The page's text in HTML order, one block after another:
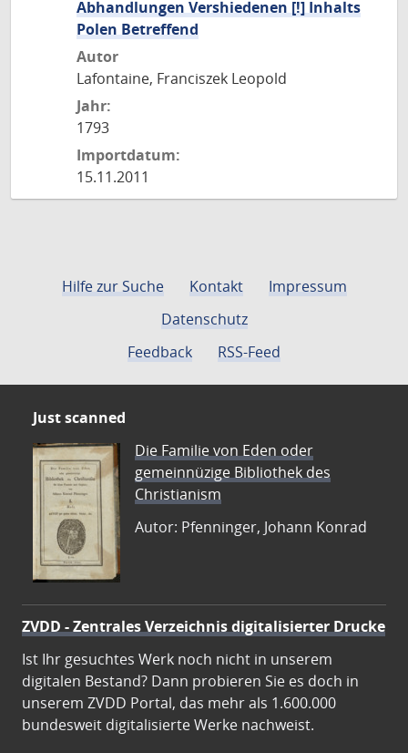
Abhandlungen Vershiedenen [!] Inhalts
Polen Betreffend
Autor
Lafontaine, Franciszek Leopold
Jahr:
1793
Importdatum:
15.11.2011
Hilfe zur Suche Kontakt
Impressum
Datenschutz
Feedback
RSS-Feed
Just scanned
Die Familie von Eden oder
gemeinnüzige Bibliothek des
Christianism
Autor: Pfenninger, Johann Konrad
ZVDD - Zentrales Verzeichnis digitalisierter Drucke
Ist Ihr gesuchtes Werk noch nicht in unserem
digitalen Bestand? Dann probieren Sie es doch in
unserem ZVDD Portal, das mehr als 1.600.000
bundesweit digitalisierte Werke nachweist.